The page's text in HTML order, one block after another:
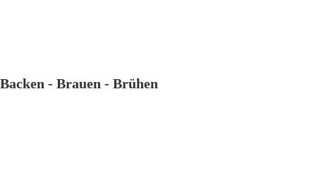
Backen - Brauen - Brühen